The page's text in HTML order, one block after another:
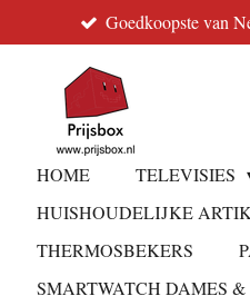
direct
hoofdinhoud
Goedkoopste van
HOME TELEVISIES
HUISHOUDELIJKE
THERMOSBEKERS
SMARTWATCH DAMES